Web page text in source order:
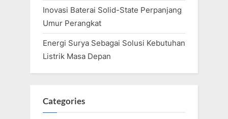
Inovasi Baterai Solid-State Perpanjang
Umur Perangkat
Energi Surya Sebagai Solusi Kebutuhan
Listrik Masa Depan
Categories